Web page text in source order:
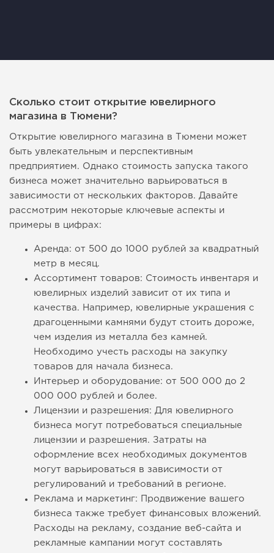
Сколько стоит открытие ювелирного
магазина в Тюмени?
Открытие ювелирного магазина в Тюмени может
быть увлекательным и перспективным
предприятием. Однако стоимость запуска такого
бизнеса может значительно варьироваться в
зависимости от нескольких факторов. Давайте
рассмотрим некоторые ключевые аспекты и
примеры в цифрах:
Аренда: от 500 до 1000 рублей за квадратный
метр в месяц.
Ассортимент товаров: Стоимость инвентаря и
ювелирных изделий зависит от их типа и
качества. Например, ювелирные украшения с
драгоценными камнями будут стоить дороже,
чем изделия из металла без камней.
Необходимо учесть расходы на закупку
товаров для начала бизнеса.
Интерьер и оборудование: от 500 000 до 2
000 000 рублей и более.
Лицензии и разрешения: Для ювелирного
бизнеса могут потребоваться специальные
лицензии и разрешения. Затраты на
оформление всех необходимых документов
могут варьироваться в зависимости от
регулирований и требований в регионе.
Реклама и маркетинг: Продвижение вашего
бизнеса также требует финансовых вложений.
Расходы на рекламу, создание веб-сайта и
рекламные кампании могут составлять